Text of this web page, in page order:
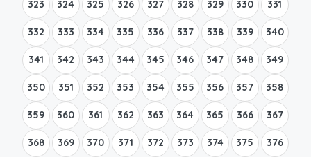
323 324 325 326 327 328 329 330 331
332 333 334 335 336 337 338 339 340
341 342 343 344 345 346 347 348 349
350 351 352 353 354 355 356 357 358
359 360 361 362 363 364 365 366 367
368 369 370 371 372 373 374 375 376